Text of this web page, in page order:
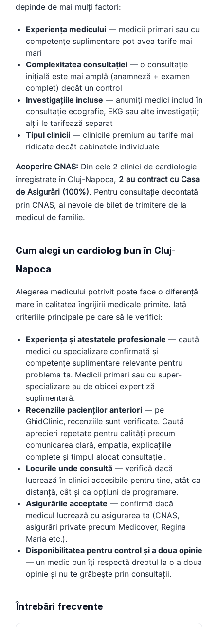
depinde de mai mulți factori:
Experiența medicului — medicii primari sau cu
competențe suplimentare pot avea tarife mai
mari
Complexitatea consultației — o consultație
inițială este mai amplă (anamneză + examen
complet) decât un control
Investigațiile incluse — anumiți medici includ în
consultație ecografie, EKG sau alte investigații;
alții le tarifează separat
Tipul clinicii — clinicile premium au tarife mai
ridicate decât cabinetele individuale
Acoperire CNAS: Din cele 2 clinici de cardiologie
înregistrate în Cluj-Napoca, 2 au contract cu Casa
de Asigurări (100%). Pentru consultație decontată
prin CNAS, ai nevoie de bilet de trimitere de la
medicul de familie.
Cum alegi un cardiolog bun în Cluj-
Napoca
Alegerea medicului potrivit poate face o diferență
mare în calitatea îngrijirii medicale primite. Iată
criteriile principale pe care să le verifici:
Experiența și atestatele profesionale — caută
medici cu specializare confirmată și
competențe suplimentare relevante pentru
problema ta. Medicii primari sau cu super-
specializare au de obicei expertiză
suplimentară.
Recenziile pacienților anteriori — pe
GhidClinic, recenziile sunt verificate. Caută
aprecieri repetate pentru calități precum
comunicarea clară, empatia, explicațiile
complete și timpul alocat consultației.
Locurile unde consultă — verifică dacă
lucrează în clinici accesibile pentru tine, atât ca
distanță, cât și ca opțiuni de programare.
Asigurările acceptate — confirmă dacă
medicul lucrează cu asigurarea ta (CNAS,
asigurări private precum Medicover, Regina
Maria etc.).
Disponibilitatea pentru control și a doua opinie
— un medic bun îți respectă dreptul la o a doua
opinie și nu te grăbește prin consultații.
Întrebări frecvente